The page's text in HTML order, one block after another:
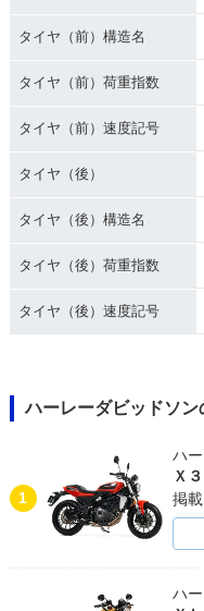
タイヤ（前）構造名
タイヤ（前）荷重指数
タイヤ（前）速度記号
タイヤ（後）
タイヤ（後）構造名
タイヤ（後）荷重指数
タイヤ（後）速度記号
ハーレーダビッドソ
1
ハ
Ｘ
掲
ハ